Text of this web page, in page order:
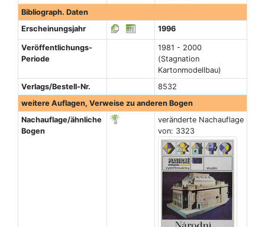
Bibliograph. Daten
Erscheinungsjahr
1996
Veröffentlichungs-
Periode
1981 - 2000
(Stagnation
Kartonmodellbau)
Verlags/Bestell-Nr.
8532
weitere Auflagen, Verweise zu anderen Bogen
Nachauflage/ähnliche
Bogen
veränderte Nachauflage
von: 3323